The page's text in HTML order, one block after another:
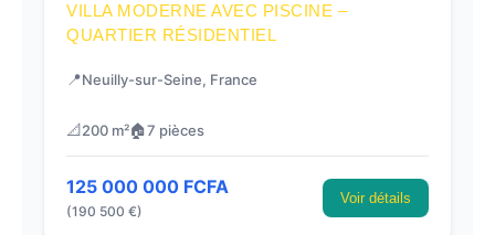
VILLA MODERNE AVEC PISCINE –
QUARTIER RÉSIDENTIEL
📍Neuilly-sur-Seine, France
📐200 m²🏠7 pièces
125 000 000 FCFA
(190 500 €)
Voir détails